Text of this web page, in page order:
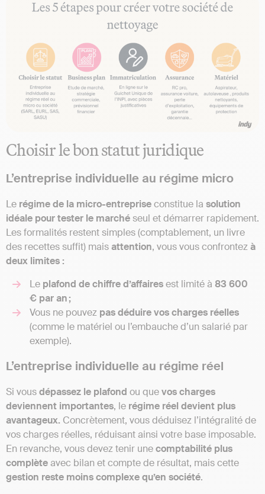
Choisir le bon statut juridique
L’entreprise individuelle au régime micro
Le régime de la micro-entrepriseconstitue la solution
idéale pour tester le marchéseul et démarrer rapidement.
Les formalités restent simples (comptablement, un livre
des recettes suffit) maisattention, vous vous confrontezà
deux limites :
Le plafond de chiffre d’affairesest limité à 83 600
€ par an ;
Vous ne pouvez pas déduire vos charges réelles
(comme le matériel ou l’embauche d’un salarié par
exemple).
L’entreprise individuelle au régime réel
Si vousdépassez le plafond ou quevos charges
deviennent importantes, le régime réel devient plus
avantageux. Concrètement, vous déduisez l’intégralité de
vos charges réelles, réduisant ainsi votre base imposable.
En revanche, vous devez tenir unecomptabilité plus
complèteavec bilan et compte de résultat, mais cette
gestion reste moins complexe qu’en société.